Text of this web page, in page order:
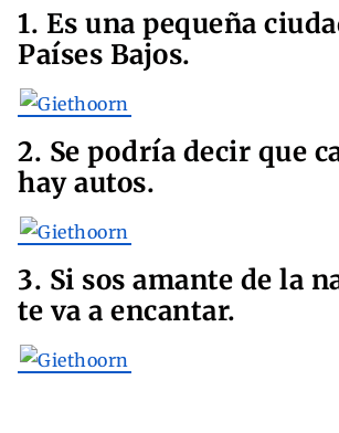
1. Es una pequeña
Países Bajos.
2. Se podría decir que
hay autos.
3. Si sos amante de la
te va a encantar.